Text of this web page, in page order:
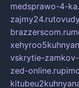
medsprawo-4-
zajmy24.ru
brazzerscom.ru
vskrytie-
zed-online.ru